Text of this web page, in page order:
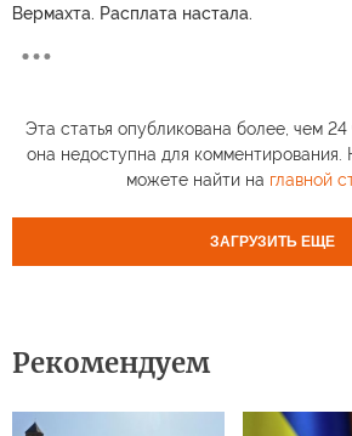
Вермахта. Расплата настала.
Эта статья опубликована более, чем 24
она недоступна для
можете найти на главной
ЗАГРУЗИТЬ ЕЩЕ
Рекомендуем